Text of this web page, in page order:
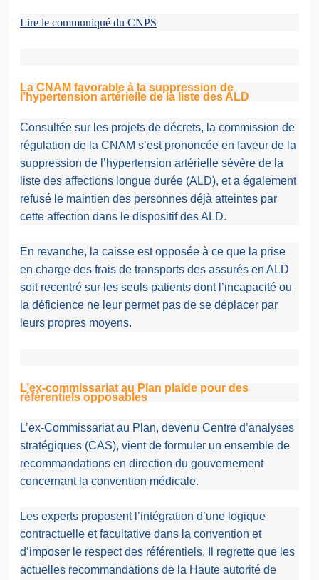
Lire le communiqué du CNPS
La CNAM favorable à la suppression de
l’hypertension artérielle de la liste des ALD
Consultée sur les projets de décrets, la commission de
régulation de la CNAM s’est prononcée en faveur de la
suppression de l’hypertension artérielle sévère de la
liste des affections longue durée (ALD), et a également
refusé le maintien des personnes déjà atteintes par
cette affection dans le dispositif des ALD.
En revanche, la caisse est opposée à ce que la prise
en charge des frais de transports des assurés en ALD
soit recentré sur les seuls patients dont l’incapacité ou
la déficience ne leur permet pas de se déplacer par
leurs propres moyens.
L’ex-commissariat au Plan plaide pour des
référentiels opposables
L’ex-Commissariat au Plan, devenu Centre d’analyses
stratégiques (CAS), vient de formuler un ensemble de
recommandations en direction du gouvernement
concernant la convention médicale.
Les experts proposent l’intégration d’une logique
contractuelle et facultative dans la convention et
d’imposer le respect des référentiels. Il regrette que les
actuelles recommandations de la Haute autorité de